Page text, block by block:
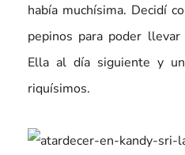
había muchísima. Decidí
pepinos para poder
Ella al día siguiente y
riquísimos.